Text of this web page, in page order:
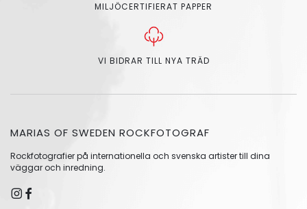
MILJÖCERTIFIERAT PAPPER
VI BIDRAR TILL NYA TRÄD
MARIAS OF SWEDEN ROCKFOTOGRAF
Rockfotografier på internationella och svenska artister till dina
väggar och inredning.